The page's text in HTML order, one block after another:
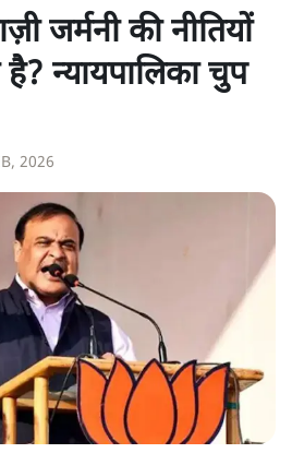
जर्मनी की नीतियों
है? न्यायपालिका चुप
2026